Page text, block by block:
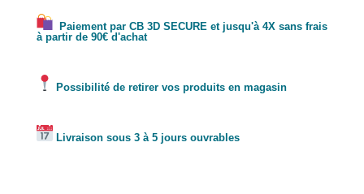
Paiement par CB 3D SECURE et jusqu'à 4X sans frais
à partir de 90€ d'achat
Possibilité de retirer vos produits en magasin
Livraison sous 3 à 5 jours ouvrables